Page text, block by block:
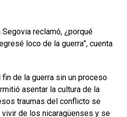
Segovia reclamó, ¿porqué
loco de la guerra”, cuenta
de la guerra sin un proceso
asentar la cultura de la
traumas del conflicto se
de los nicaragüenses y se